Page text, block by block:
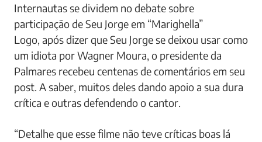
Internautas se dividem no debate sobre
participação de Seu Jorge em “Marighella”
Logo, após dizer que Seu Jorge se deixou usar como
um idiota por Wagner Moura, o presidente da
Palmares recebeu centenas de comentários em seu
post. A saber, muitos deles dando apoio a sua dura
crítica e outras defendendo o cantor.
“Detalhe que esse filme não teve críticas boas lá